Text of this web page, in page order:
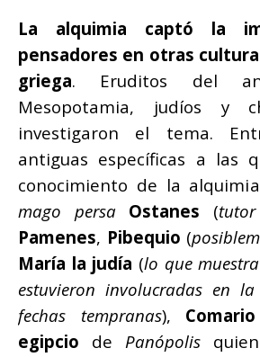
La alquimia captó la
pensadores en otras
griega. Eruditos del
Mesopotamia, judíos y
investigaron el tema.
antiguas específicas a las
conocimiento de la
mago persa
Ostanes (
Pamenes, Pibequio (
María la judía (lo que
estuvieron involucradas en
fechas tempranas), Comario
egipcio de Panópolis